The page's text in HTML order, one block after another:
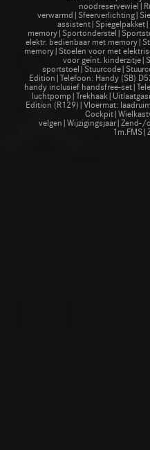
elektr. bedienbaar met
memory|Stoelen voor met
voor geïnt.
Edition|Telefoon: Handy (SB)
handy inclusief handsfree-
Edition (R129)|Vloermat:
velgen|Wijzigingsjaar|Zend-/